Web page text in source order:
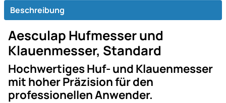
Beschreibung
Aesculap Hufmesser und
Klauenmesser, Standard
Hochwertiges Huf- und Klauenmesser
mit hoher Präzision für den
professionellen Anwender.